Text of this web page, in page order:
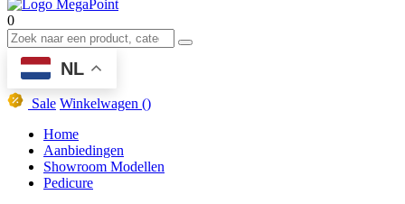
0
NL
Sale Winkelwagen ()
Home
Aanbiedingen
Showroom Modellen
Pedicure